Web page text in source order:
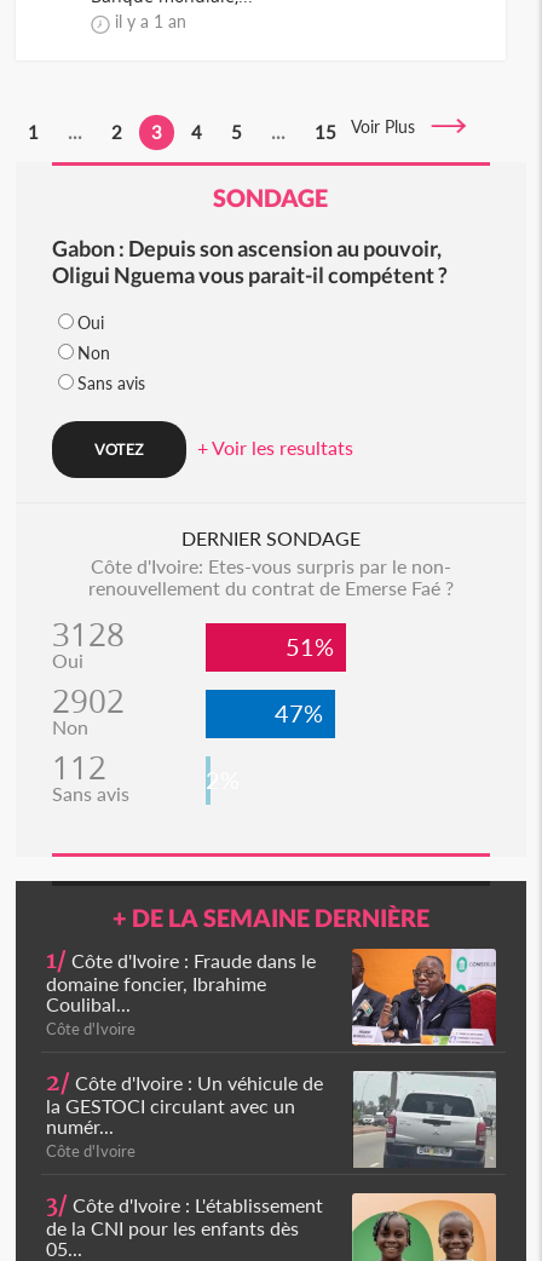
il y a 1 an
1 ... 2 3 4 5 ... 15 Voir Plus
SONDAGE
Gabon : Depuis son ascension au pouvoir,
Oligui Nguema vous parait-il compétent ?
Oui
Non
Sans avis
+ Voir les resultats
DERNIER SONDAGE
Côte d'Ivoire: Etes-vous surpris par le non-
renouvellement du contrat de Emerse Faé ?
3128
Oui 51%
2902
Non 47%
112
Sans avis 2%
+ DE LA SEMAINE DERNIÈRE
1/ Côte d'Ivoire : Fraude dans le
domaine foncier, Ibrahime
Coulibal...
Côte d'Ivoire
2/ Côte d'Ivoire : Un véhicule de
la GESTOCI circulant avec un
numér...
Côte d'Ivoire
3/ Côte d'Ivoire : L'établissement
de la CNI pour les enfants dès
05...